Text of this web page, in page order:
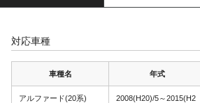
対応車種
車種名 年式
アルファード(20系)
2008(H20)/5～2015(H2